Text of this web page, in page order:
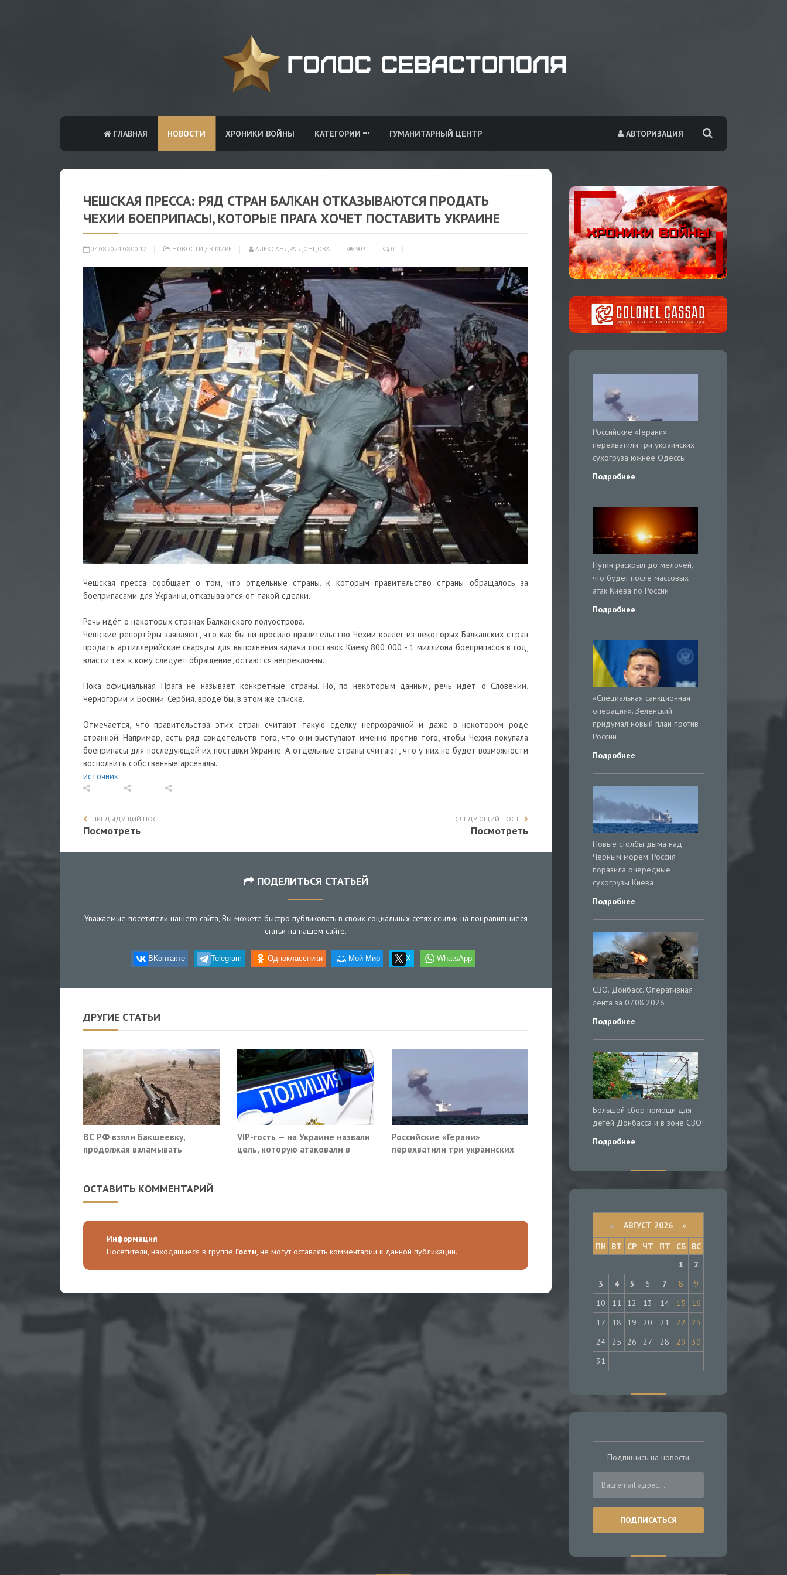
АВТОРИЗАЦИЯ
ГЛАВНАЯ НОВОСТИ ХРОНИКИ ВОЙНЫ КАТЕГОРИИ ГУМАНИТАРНЫЙ ЦЕНТР
ЧЕШСКАЯ ПРЕССА: РЯД СТРАН БАЛКАН ОТКАЗЫВАЮТСЯ ПРОДАТЬ
ЧЕХИИ БОЕПРИПАСЫ, КОТОРЫЕ ПРАГА ХОЧЕТ ПОСТАВИТЬ УКРАИНЕ
04.08.2024 08:00:12 НОВОСТИ / В МИРЕ АЛЕКСАНДРА ДОНЦОВА 903 0
Чешская пресса сообщает о том, что отдельные страны, к которым правительство страны обращалось за
боеприпасами для Украины, отказываются от такой сделки.
Речь идёт о некоторых странах Балканского полуострова.
Чешские репортёры заявляют, что как бы ни просило правительство Чехии коллег из некоторых Балканских стран
продать артиллерийские снаряды для выполнения задачи поставок Киеву 800 000 - 1 миллиона боеприпасов в год,
власти тех, к кому следует обращение, остаются непреклонны.
Пока официальная Прага не называет конкретные страны. Но, по некоторым данным, речь идёт о Словении,
Черногории и Боснии. Сербия, вроде бы, в этом же списке.
Отмечается, что правительства этих стран считают такую сделку непрозрачной и даже в некотором роде
странной. Например, есть ряд свидетельств того, что они выступают именно против того, чтобы Чехия покупала
боеприпасы для последующей их поставки Украине. А отдельные страны считают, что у них не будет возможности
восполнить собственные арсеналы.
источник
ПРЕДЫДУЩИЙ ПОСТ
Посмотреть
СЛЕДУЮЩИЙ ПОСТ
Посмотреть
ПОДЕЛИТЬСЯ СТАТЬЕЙ
Уважаемые посетители нашего сайта, Вы можете быстро публиковать в своих социальных сетях ссылки на понравившиеся
статьи на нашем сайте.
ВКонтакте Telegram Одноклассники Мой Мир X WhatsApp
ДРУГИЕ СТАТЬИ
ВС РФ взяли Бакшеевку,
продолжая взламывать
VIP-гость — на Украине назвали
цель, которую атаковали в
Российские «Герани»
перехватили три украинских
ОСТАВИТЬ КОММЕНТАРИЙ
Информация
Посетители, находящиеся в группе Гости, не могут оставлять комментарии к данной публикации.
Российские «Герани»
перехватили три украинских
сухогруза южнее Одессы
Подробнее
Путин раскрыл до мелочей,
что будет после массовых
атак Киева по России
Подробнее
«Специальная санкционная
операция». Зеленский
придумал новый план против
России
Подробнее
Новые столбы дыма над
Чёрным морем: Россия
поразила очередные
сухогрузы Киева
Подробнее
СВО. Донбасс. Оперативная
лента за 07.08.2026
Подробнее
Большой сбор помощи для
детей Донбасса и в зоне СВО!
Подробнее
« АВГУСТ 2026 »
ПН
ВТ СР ЧТ ПТ СБ
ВС
1
2
3
4 5 6 7 8
9
10
11 12 13 14 15
16
17
18 19 20 21 22
23
24
25 26 27 28 29
30
31
Подпишись на новости